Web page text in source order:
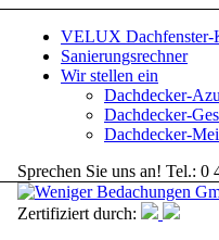
VELUX Dachfenster-
Sanierungsrechner
Wir stellen ein
Dachdecker-
Dachdecker-
Dachdecker-
Sprechen Sie uns an! Tel.: 0
Zertifiziert durch: